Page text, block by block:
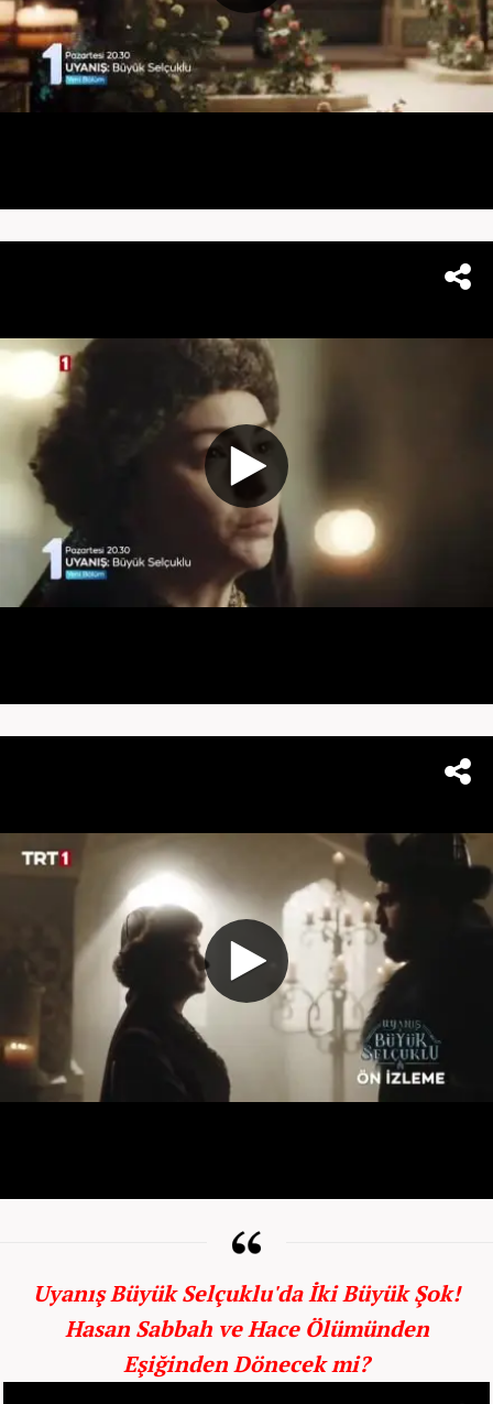
Uyanış Büyük Selçuklu'da İki Büyük Şok!
Hasan Sabbah ve Hace Ölümünden
Eşiğinden Dönecek mi?